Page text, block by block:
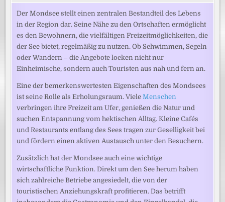
Der Mondsee stellt einen zentralen Bestandteil des Lebens
in der Region dar. Seine Nähe zu den Ortschaften ermöglicht
es den Bewohnern, die vielfältigen Freizeitmöglichkeiten, die
der See bietet, regelmäßig zu nutzen. Ob Schwimmen, Segeln
oder Wandern – die Angebote locken nicht nur
Einheimische, sondern auch Touristen aus nah und fern an.
Eine der bemerkenswertesten Eigenschaften des Mondsees
ist seine Rolle als Erholungsraum. Viele Menschen
verbringen ihre Freizeit am Ufer, genießen die Natur und
suchen Entspannung vom hektischen Alltag. Kleine Cafés
und Restaurants entlang des Sees tragen zur Geselligkeit bei
und fördern einen aktiven Austausch unter den Besuchern.
Zusätzlich hat der Mondsee auch eine wichtige
wirtschaftliche Funktion. Direkt um den See herum haben
sich zahlreiche Betriebe angesiedelt, die von der
touristischen Anziehungskraft profitieren. Das betrifft